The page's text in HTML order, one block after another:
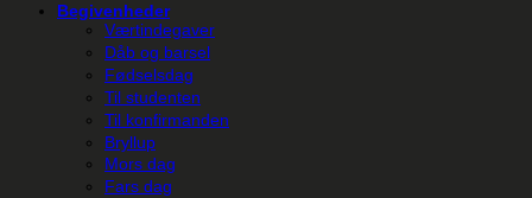
Begivenheder
Værtindegaver
Dåb og barsel
Fødselsdag
Til studenten
Til konfirmanden
Bryllup
Mors dag
Fars dag